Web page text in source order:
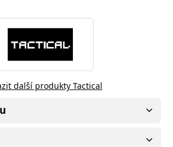
další produkty Tactical